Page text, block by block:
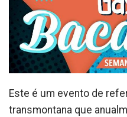
Este é um evento de
transmontana que